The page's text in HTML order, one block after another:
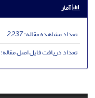
آمار
تعداد مشاهده مقاله:2,237
تعداد دریافت فایل اصل مقاله: